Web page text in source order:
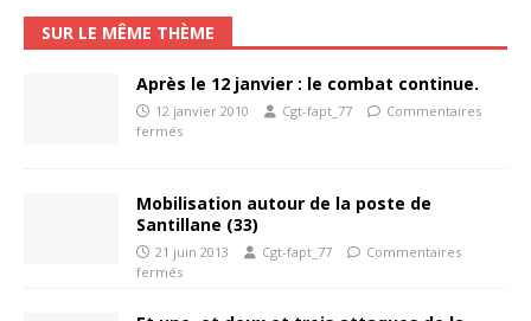
SUR LE MÊME THÈME
Après le 12 janvier : le combat continue.
12 janvier 2010 Cgt-fapt_77
Commentaires
fermés
Mobilisation autour de la poste de
Santillane (33)
21 juin 2013 Cgt-fapt_77
Commentaires
fermés